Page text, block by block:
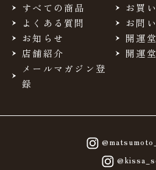
すべての商品
お買
よくある質問
お問
お知らせ
開運
店舗紹介
開運
メールマガジン登
録